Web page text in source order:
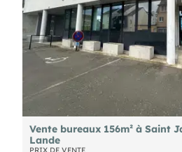
Vente bureaux 156m² à Saint
Lande
PRIX DE VENTE